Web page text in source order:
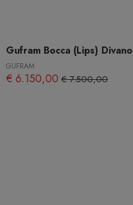
Gufram Bocca (Lips) Divano
GUFRAM
€ 6.150,00 € 7.500,00